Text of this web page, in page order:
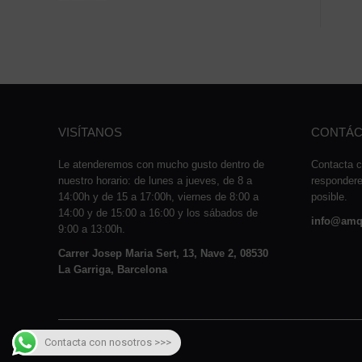
VISÍTANOS
Le atenderemos con mucho gusto dentro de
nuestro horario: de lunes a jueves, de 8 a
14:00h y de 15 a 17:00h, viernes de 8:00 a
14:00 y de 15:00 a 16:00 y los sábados de
9:00 a 13:00h.
Carrer Josep Maria Sert, 13, Nave 2, 08530
La Garriga, Barcelona
Contacta
posible.
Contacta con nosotros >>>